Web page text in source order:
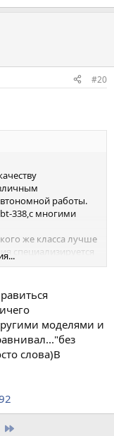
#20
работы.
338,с многими
же класса лучше
специализируется
моделями и
слова)В